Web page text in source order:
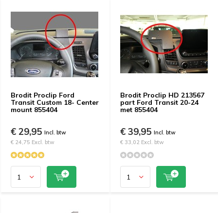
Brodit Proclip Ford
Transit Custom 18- Center
mount 855404
€ 29,95 Incl. btw
€ 24,75 Excl. btw
Brodit Proclip HD 213567
part Ford Transit 20-24
met 855404
€ 39,95 Incl. btw
€ 33,02 Excl. btw